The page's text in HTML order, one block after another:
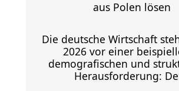
aus Polen lösen
Die deutsche Wirtschaft
2026 vor einer
demografischen und
Herausforderung: